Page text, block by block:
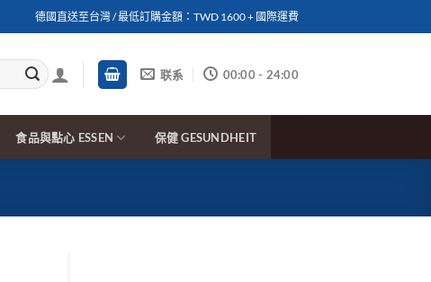
德國直送至台灣 / 最低訂購金額：TWD 1600 + 國際運費
联系 00:00 - 24:00
食品與點心 ESSEN 保健 GESUNDHEIT